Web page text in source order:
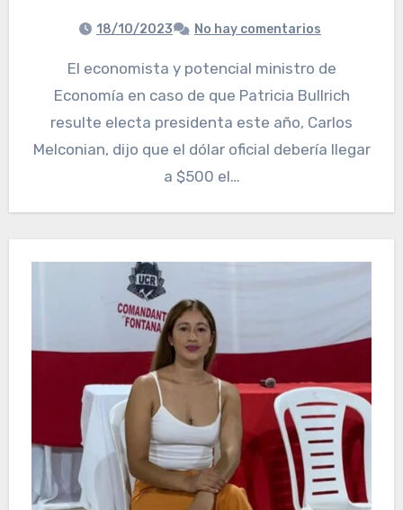
18/10/2023 No hay comentarios
El economista y potencial ministro de
Economía en caso de que Patricia Bullrich
resulte electa presidenta este año, Carlos
Melconian, dijo que el dólar oficial debería llegar
a $500 el…